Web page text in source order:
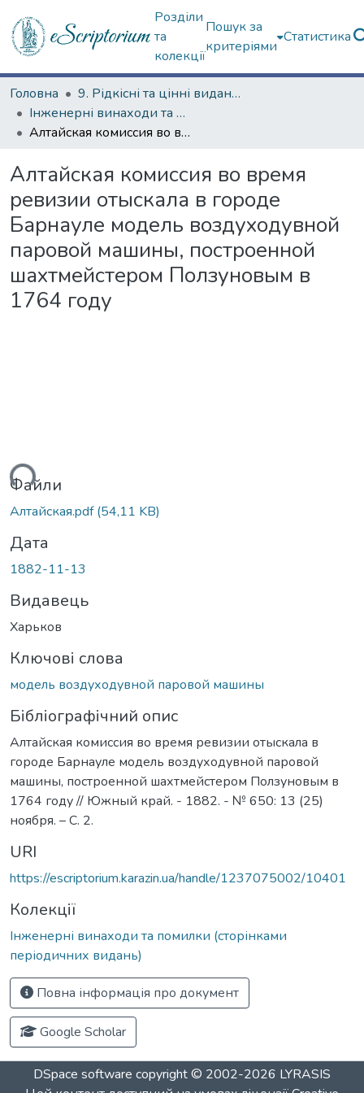
Розділи
та
колекції
Пошук за
критеріями
Статистика
Головна
9. Рідкісні та цінні видання
Інженерні винаходи та помилки (сторінками періодичних видань)
Алтайская комиссия во время ревизии отыскала в городе Барнауле модель воздуходувной паровой машины, построенной шахтмейстером Ползуновым в 1764 году
Алтайская комиссия во время
ревизии отыскала в городе
Барнауле модель воздуходувной
паровой машины, построенной
шахтмейстером Ползуновым в
1764 году
Файли
Алтайская.pdf(54,11 KB)
Дата
1882-11-13
Видавець
Харьков
Ключові слова
модель воздуходувной паровой машины
Бібліографічний опис
Алтайская комиссия во время ревизии отыскала в
городе Барнауле модель воздуходувной паровой
машины, построенной шахтмейстером Ползуновым в
1764 году // Южный край. - 1882. - № 650: 13 (25)
ноября. – С. 2.
URI
https://escriptorium.karazin.ua/handle/1237075002/10401
Колекції
Інженерні винаходи та помилки (сторінками
періодичних видань)
Повна інформація про документ
Google Scholar
DSpace software copyright © 2002-2026 LYRASIS